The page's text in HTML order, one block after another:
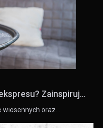
Zainspiruj...
oraz…